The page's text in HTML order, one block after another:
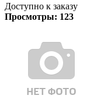
Доступно к заказу
Просмотры: 123